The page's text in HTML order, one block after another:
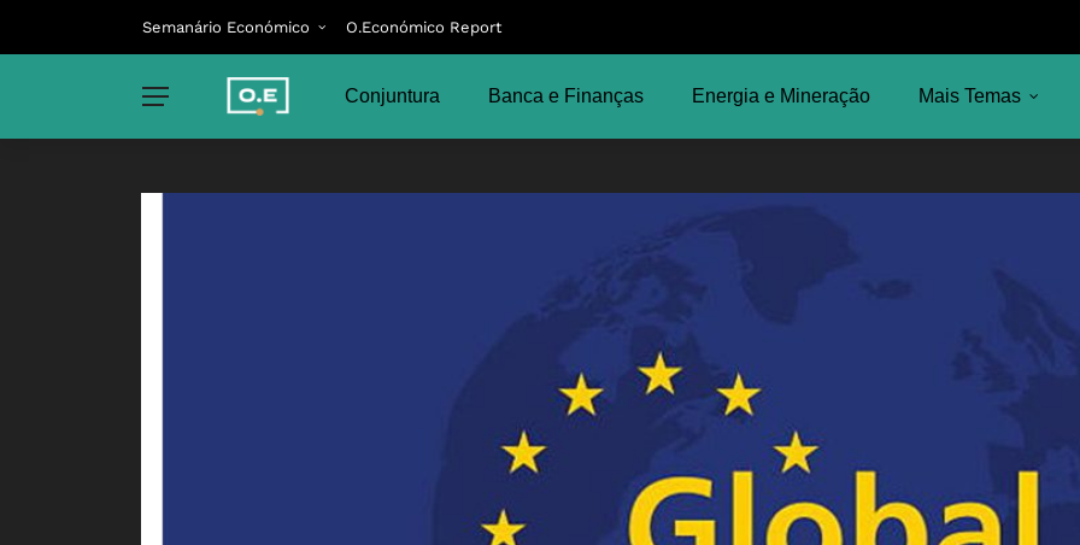
Semanário Económico O.Económico Report
Conjuntura Banca e Finanças Energia e Mineração Mais Temas